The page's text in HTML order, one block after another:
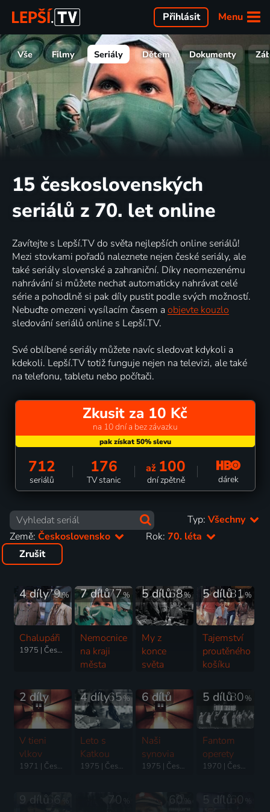
Menu
Přihlásit
Vše Filmy Seriály Dětem Dokumenty
15 československých
seriálů z 70. let online
Zavítejte s Lepší.TV do světa nejlepších online seriálů!
Mezi stovkami pořadů naleznete nejen české seriály, ale
také seriály slovenské a zahraniční. Díky neomezenému
nahrávání si můžete nechat automaticky nahrávat celé
série a pohodlně si pak díly pustit podle svých možností.
Nebuďte omezeni vysílacím časem a objevte kouzlo
sledování seriálů online s Lepší.TV.
Své oblíbené seriály můžete navíc sledovat kdykoli a
kdekoli. Lepší.TV totiž funguje nejen na televizi, ale také
na telefonu, tabletu nebo počítači.
Zkusit za 10 Kč
na 10 dní a bez závazku
712
seriálů
176
TV stanic
až 100
dní zpětně dárek
Typ: Všechny
Země: Československo Rok:70. léta
Zrušit
79%
4 díly
Chalupáři
1975 | Československo | Komedie
77%
7 dílů
Nemocnice
na kraji
města
68%
5 dílů
My z
konce
světa
81%
5 dílů
Tajemství
proutěného
košíku
2 díly
V tieni
vlkov
1971 | Československo | Thriller, Drama, Válečný
65%
4 díly
Leto s
Katkou
1975 | Československo | Rodinný
6 dílů
Naši
synovia
1975 | Československo | Thriller, Drama, Válečný
80%
5 dílů
Fantom
operety
1970 | Československo | Komedie, Hudební
66
9 dílů 70 60 % 60
5 dílů